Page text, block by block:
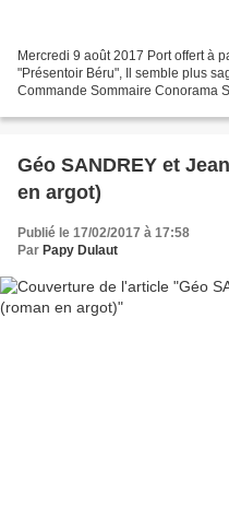
Mercredi 9 août 2017 Port offert à
"Présentoir Béru", Il semble plus
Commande Sommaire Conorama
Géo SANDREY et
en argot)
Publié le 17/02/2017 à 17:58
Par Papy Dulaut